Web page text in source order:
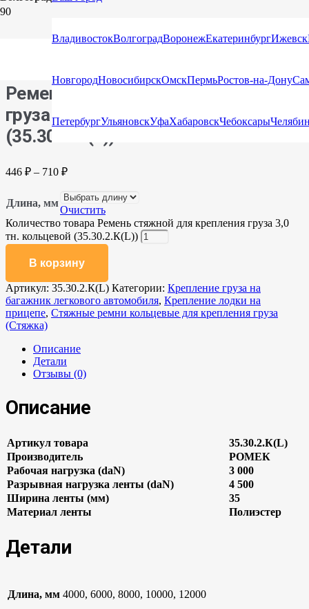
ВладивостокВолгоградВоронежЕкатеринбургИжевск
НовгородНовосибирскОмскПермьРостов-на-Дону
ПетербургУльяновскУфаХабаровскЧебоксары
Каталог/Стяжные ремни/Стяжные ремни
Ремень стяжной для крепления
груза 3,0 тн. кольцевой
(35.30.2.К(L))
446 ₽ – 710 ₽
Длина, мм
Очистить
Количество товара Ремень стяжной для крепления груза 3,0
тн. кольцевой (35.30.2.К(L))
В корзину
Артикул: 35.30.2.К(L) Категории: Крепление груза на
багажник легкового автомобиля, Крепление лодки на
прицепе, Стяжные ремни кольцевые для крепления груза
(Стяжка)
Описание
Детали
Отзывы (0)
Описание
Артикул товара
35.30.2.К(L)
Производитель
РОМЕК
Рабочая нагрузка (daN)
3 000
Разрывная нагрузка ленты (daN)
4 500
Ширина ленты (мм)
35
Материал ленты
Полиэстер
Детали
Длина, мм 4000, 6000, 8000, 10000, 12000